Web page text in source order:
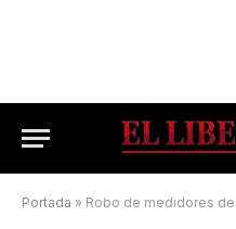
Portada » Robo de medidores de